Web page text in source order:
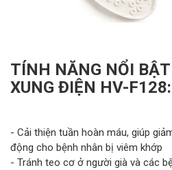
TÍNH NĂNG NỔI
XUNG ĐIỆN HV-F128:
- Cải thiện tuần hoàn máu, giúp
động cho bệnh nhân bị viêm khớp
- Tránh teo cơ ở người già và các